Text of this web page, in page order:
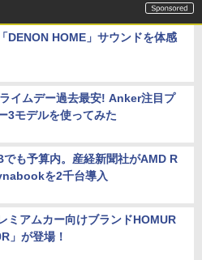
DENON HOME」サウンドを体感
イムデー過去最安! Anker注目プ
3モデルを使ってみた
でも予算内。産経新聞社がAMD R
を2千台導入
ミアムカー向けブランドHOMUR
」が登場！